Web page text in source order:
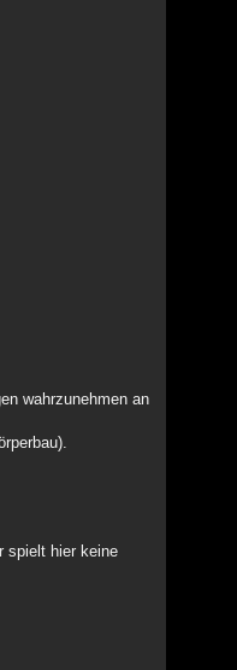
wahrzunehmen an
spielt hier keine